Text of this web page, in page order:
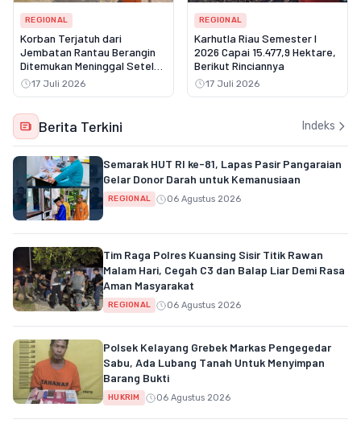
REGIONAL
Korban Terjatuh dari
Jembatan Rantau Berangin
Ditemukan Meninggal Setelah
Tiga Hari Pencarian
17 Juli 2026
REGIONAL
Karhutla Riau Semester I
2026 Capai 15.477,9 Hektare,
Berikut Rinciannya
17 Juli 2026
Berita Terkini Indeks
Semarak HUT RI ke-81, Lapas Pasir Pangaraian
Gelar Donor Darah untuk Kemanusiaan
REGIONAL 06 Agustus 2026
Tim Raga Polres Kuansing Sisir Titik Rawan
Malam Hari, Cegah C3 dan Balap Liar Demi Rasa
Aman Masyarakat
REGIONAL 06 Agustus 2026
Polsek Kelayang Grebek Markas Pengegedar
Sabu, Ada Lubang Tanah Untuk Menyimpan
Barang Bukti
HUKRIM 06 Agustus 2026